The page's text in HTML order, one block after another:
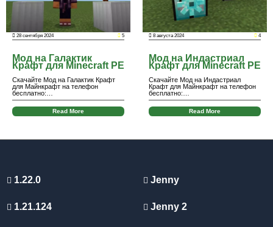
28 сентября 2024 5
Мод на Галактик
Крафт для Minecraft PE
Скачайте Мод на Галактик Крафт
для Майнкрафт на телефон
бесплатно:…
Read More
8 августа 2024 4
Мод на Индастриал
Крафт для Minecraft PE
Скачайте Мод на Индастриал
Крафт для Майнкрафт на телефон
бесплатно:…
Read More
1.22.0
1.21.124
Jenny
Jenny 2